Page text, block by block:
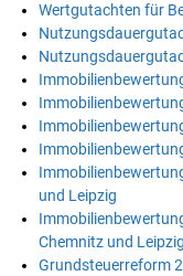
Wertgutachten für
und Leipzig
Chemnitz und Leipzig
Grundsteuerreform